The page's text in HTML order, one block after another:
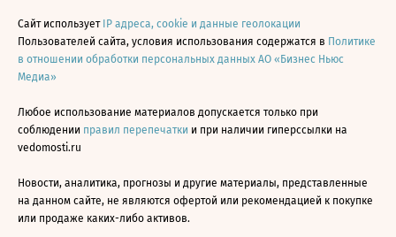
Сайт использует IP адреса, cookie и данные геолокации
Пользователей сайта, условия использования содержатся в Политике
в отношении обработки персональных данных АО «Бизнес Ньюс
Медиа»
Любое использование материалов допускается только при
соблюдении правил перепечатки и при наличии гиперссылки на
vedomosti.ru
Новости, аналитика, прогнозы и другие материалы, представленные
на данном сайте, не являются офертой или рекомендацией к покупке
или продаже каких-либо активов.